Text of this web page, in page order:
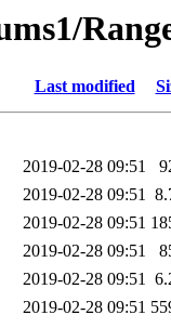
Last modified
2019-02-28 09:51
2019-02-28 09:51
2019-02-28 09:51
2019-02-28 09:51
2019-02-28 09:51
2019-02-28 09:51